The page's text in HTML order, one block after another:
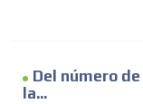
Del número
la...